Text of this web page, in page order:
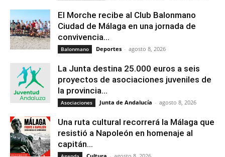
El Morche recibe al Club Balonmano
Ciudad de Málaga en una jornada de
convivencia...
Balonmano Deportes - agosto 8, 2026
La Junta destina 25.000 euros a seis
proyectos de asociaciones juveniles de
la provincia...
Asociaciones Junta de Andalucía - agosto 8, 2026
Una ruta cultural recorrerá la Málaga que
resistió a Napoleón en homenaje al
capitán...